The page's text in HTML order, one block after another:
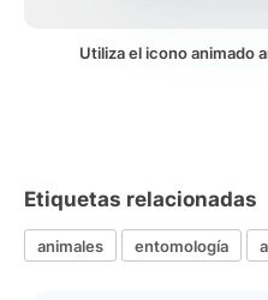
Utiliza el icono animado
Etiquetas relacionadas
animales entomología